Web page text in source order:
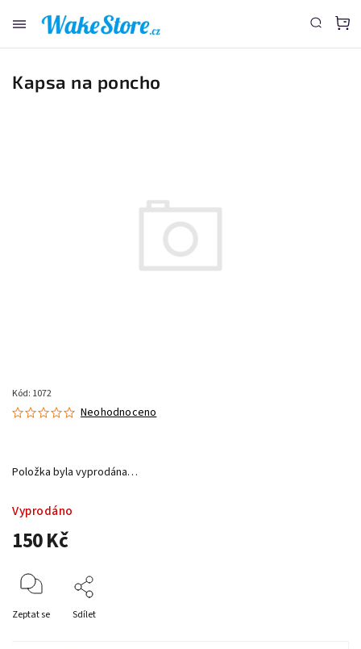
Kapsa na poncho
Kód: 1072
Neohodnoceno
Položka byla vyprodána…
150 Kč
Vyprodáno
Zeptat se Sdílet
www.wakestore.cz - Chat